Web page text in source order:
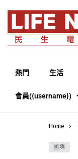
熱門 生活
會員({username})
Home
國際